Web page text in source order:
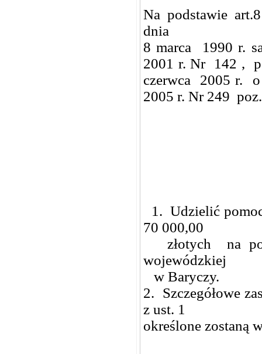
Na podstawie art.8
dnia
8 marca 1990 r.
2001 r. Nr 142 ,
czerwca 2005 r.
2005 r. Nr 249
1. Udzielić
70 000,00
złotych na
wojewódzkiej
w Baryczy.
2. Szczegółowe
z ust. 1
określone zostaną